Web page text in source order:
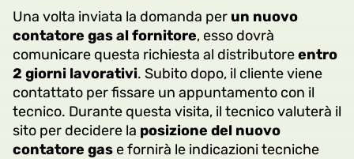
Una volta inviata la domanda per un nuovo
contatore gas al fornitore, esso dovrà
comunicare questa richiesta al distributoreentro
2 giorni lavorativi. Subito dopo, il cliente viene
contattato per fissare un appuntamento con il
tecnico. Durante questa visita, il tecnico valuterà il
sito per decidere la posizione del nuovo
contatore gase fornirà le indicazioni tecniche